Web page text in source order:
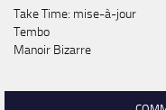
Take Time: mise-à-jour
Tembo
Manoir Bizarre